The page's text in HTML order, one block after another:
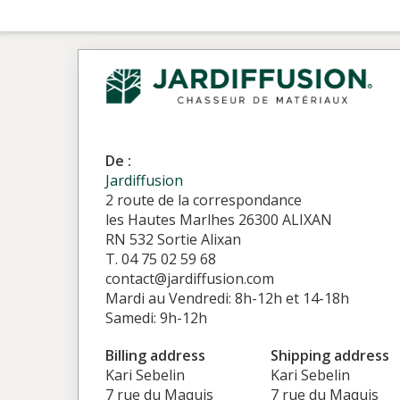
De :
Jardiffusion
2 route de la correspondance
les Hautes Marlhes 26300 ALIXAN
RN 532 Sortie Alixan
T. 04 75 02 59 68
contact@jardiffusion.com
Mardi au Vendredi: 8h-12h et 14-18h
Samedi: 9h-12h
Billing address
Kari Sebelin
7 rue du Maquis
Shipping address
Kari Sebelin
7 rue du Maquis